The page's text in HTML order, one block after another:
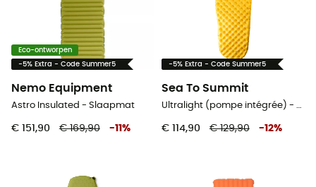
Eco-ontworpen
-5% Extra - Code Summer5
Nemo Equipment
Astro Insulated - Slaapmat
€ 151,90 € 169,90 -11 %
-5% Extra - Code Summer5
Sea To Summit
Ultralight (pompe intégrée) - Slaapmat
€ 114,90 € 129,90 -12%